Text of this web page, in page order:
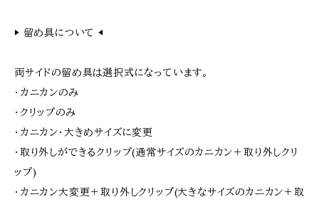
▶︎ 留め具について ◀︎
両サイドの留め具は選択式になっています。
・カニカンのみ
・クリップのみ
・カニカン・大きめサイズに変更
・取り外しができるクリップ(通常サイズのカニカン＋取り外しクリ
ップ)
・カニカン大変更＋取り外しクリップ(大きなサイズのカニカン＋取